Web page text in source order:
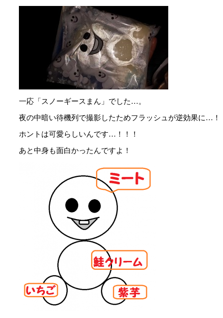
一応「スノーギースまん」でした…。
夜の中暗い待機列で撮影したためフラッシュが逆効果に…！
ホントは可愛らしいんです…！！！
あと中身も面白かったんですよ！